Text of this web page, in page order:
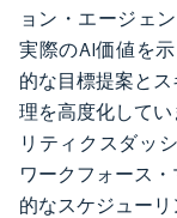
ョン・エージェ
実際のAI価値を示
的な目標提案と
理を高度化して
リティクスダッ
ワークフォース
的なスケジュー